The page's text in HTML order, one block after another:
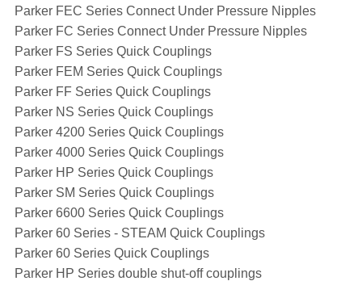
Parker FEC Series Connect Under Pressure Nipples
Parker FC Series Connect Under Pressure Nipples
Parker FS Series Quick Couplings
Parker FEM Series Quick Couplings
Parker FF Series Quick Couplings
Parker NS Series Quick Couplings
Parker 4200 Series Quick Couplings
Parker 4000 Series Quick Couplings
Parker HP Series Quick Couplings
Parker SM Series Quick Couplings
Parker 6600 Series Quick Couplings
Parker 60 Series - STEAM Quick Couplings
Parker 60 Series Quick Couplings
Parker HP Series double shut-off couplings